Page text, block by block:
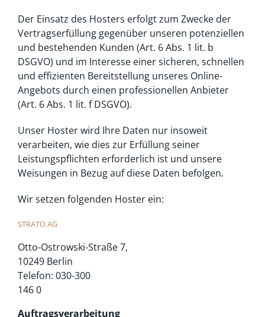
Der Einsatz des Hosters erfolgt zum Zwecke der
Vertragserfüllung gegenüber unseren potenziellen
und bestehenden Kunden (Art. 6 Abs. 1 lit. b
DSGVO) und im Interesse einer sicheren, schnellen
und effizienten Bereitstellung unseres Online-
Angebots durch einen professionellen Anbieter
(Art. 6 Abs. 1 lit. f DSGVO).
Unser Hoster wird Ihre Daten nur insoweit
verarbeiten, wie dies zur Erfüllung seiner
Leistungspflichten erforderlich ist und unsere
Weisungen in Bezug auf diese Daten befolgen.
Wir setzen folgenden Hoster ein:
STRATO AG
Otto-Ostrowski-Straße 7,
10249 Berlin
Telefon: 030-300
146 0
Auftragsverarbeitung